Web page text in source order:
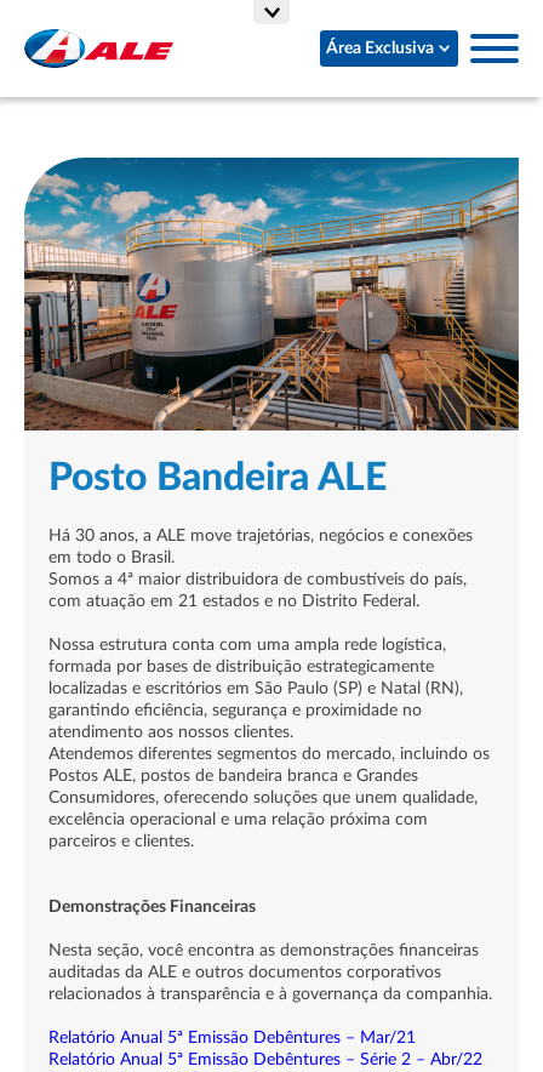
Área Exclusiva
Posto Bandeira ALE
Há 30 anos, a ALE move trajetórias, negócios e conexões
em todo o Brasil.
Somos a 4ª maior distribuidora de combustíveis do país,
com atuação em 21 estados e no Distrito Federal.
Nossa estrutura conta com uma ampla rede logística,
formada por bases de distribuição estrategicamente
localizadas e escritórios em São Paulo (SP) e Natal (RN),
garantindo eficiência, segurança e proximidade no
atendimento aos nossos clientes.
Atendemos diferentes segmentos do mercado, incluindo os
Postos ALE, postos de bandeira branca e Grandes
Consumidores, oferecendo soluções que unem qualidade,
excelência operacional e uma relação próxima com
parceiros e clientes.
Demonstrações Financeiras
Nesta seção, você encontra as demonstrações financeiras
auditadas da ALE e outros documentos corporativos
relacionados à transparência e à governança da companhia.
Relatório Anual 5ª Emissão Debêntures – Mar/21
Relatório Anual 5ª Emissão Debêntures – Série 2 – Abr/22